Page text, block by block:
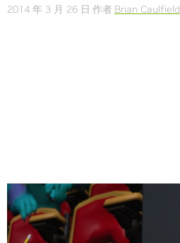
2014 年 3 月 26 日 作者 Brian Caulfield
Share